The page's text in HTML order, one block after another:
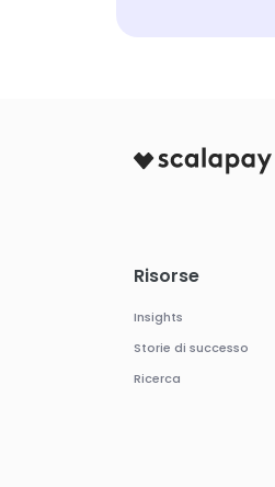
Risorse
Insights
Storie di successo
Ricerca